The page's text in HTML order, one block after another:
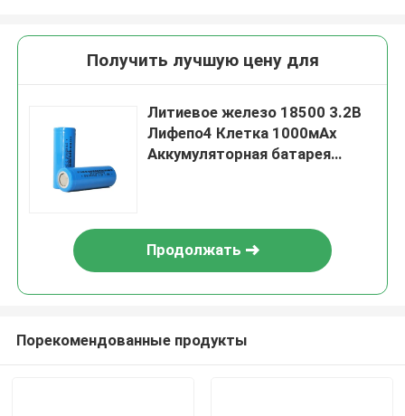
Получить лучшую цену для
Литиевое железо 18500 3.2В
Лифепо4 Клетка 1000мАх
Аккумуляторная батарея
Продолжать
Порекомендованные продукты